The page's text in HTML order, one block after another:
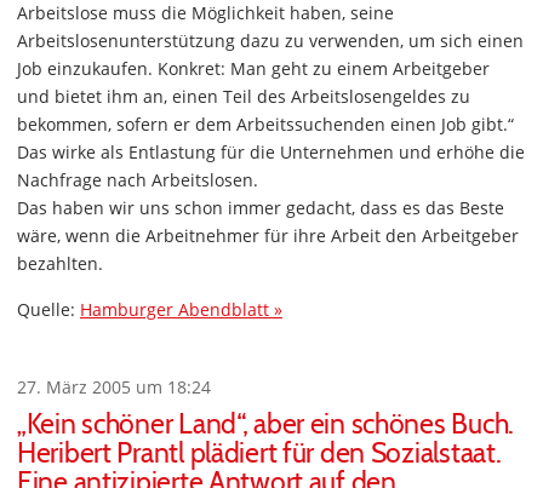
Arbeitslose muss die Möglichkeit haben, seine
Arbeitslosenunterstützung dazu zu verwenden, um sich einen
Job einzukaufen. Konkret: Man geht zu einem Arbeitgeber
und bietet ihm an, einen Teil des Arbeitslosengeldes zu
bekommen, sofern er dem Arbeitssuchenden einen Job gibt.“
Das wirke als Entlastung für die Unternehmen und erhöhe die
Nachfrage nach Arbeitslosen.
Das haben wir uns schon immer gedacht, dass es das Beste
wäre, wenn die Arbeitnehmer für ihre Arbeit den Arbeitgeber
bezahlten.
Quelle: Hamburger Abendblatt »
27. März 2005 um 18:24
„Kein schöner Land“, aber ein schönes Buch.
Heribert Prantl plädiert für den Sozialstaat.